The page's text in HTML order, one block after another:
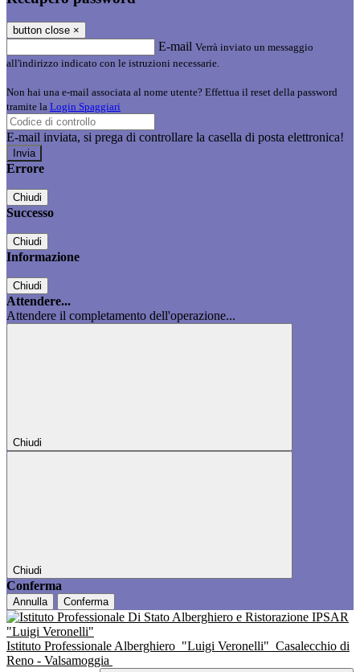
button close ×
E-mail Verrà inviato un messaggio
all'indirizzo indicato con le istruzioni necessarie.
Non hai una e-mail associata al nome utente? Effettua il reset della password
tramite la Login Spaggiari
E-mail inviata, si prega di controllare la casella di posta elettronica!
Errore
Chiudi
Successo
Chiudi
Informazione
Chiudi
Attendere...
Attendere il completamento dell'operazione...
Chiudi
Chiudi
Conferma
Annulla Conferma
Istituto Professionale Alberghiero "Luigi Veronelli" Casalecchio di
Reno - Valsamoggia